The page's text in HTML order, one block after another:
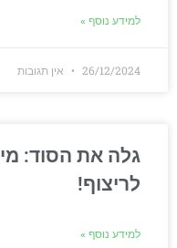
למידע נוסף »
26/12/2024 אין תגובות
גלה את הסוד:
לריצוף!
למידע נוסף »